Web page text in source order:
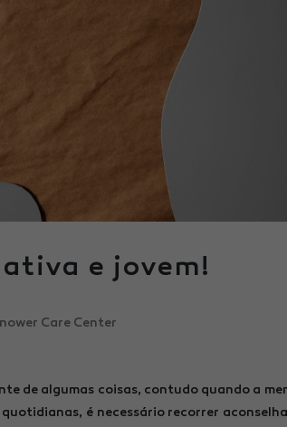
e jovem!
Care Center
de algumas coisas, contudo quando a
é necessário recorrer